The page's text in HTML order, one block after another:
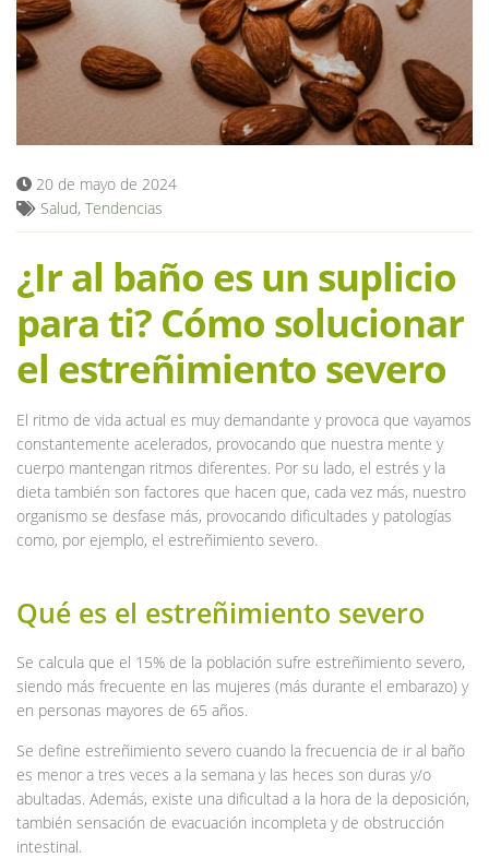
Blog
20 de mayo de 2024
Salud, Tendencias
¿Ir al baño es un suplicio
para ti? Cómo solucionar
el estreñimiento severo
El ritmo de vida actual es muy demandante y provoca que vayamos
constantemente acelerados, provocando que nuestra mente y
cuerpo mantengan ritmos diferentes. Por su lado, el estrés y la
dieta también son factores que hacen que, cada vez más, nuestro
organismo se desfase más, provocando dificultades y patologías
como, por ejemplo, el estreñimiento severo.
Qué es el estreñimiento severo
Se calcula que el 15% de la población sufre estreñimiento severo,
siendo más frecuente en las mujeres (más durante el embarazo) y
en personas mayores de 65 años.
Se define estreñimiento severo cuando la frecuencia de ir al baño
es menor a tres veces a la semana y las heces son duras y/o
abultadas. Además, existe una dificultad a la hora de la deposición,
también sensación de evacuación incompleta y de obstrucción
intestinal.